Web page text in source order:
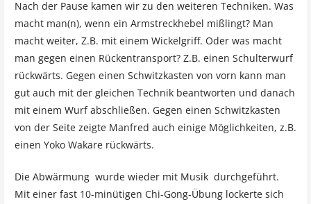
Nach der Pause kamen wir zu den weiteren Techniken. Was
macht man(n), wenn ein Armstreckhebel mißlingt? Man
macht weiter, Z.B. mit einem Wickelgriff. Oder was macht
man gegen einen Rückentransport? Z.B. einen Schulterwurf
rückwärts. Gegen einen Schwitzkasten von vorn kann man
gut auch mit der gleichen Technik beantworten und danach
mit einem Wurf abschließen. Gegen einen Schwitzkasten
von der Seite zeigte Manfred auch einige Möglichkeiten, z.B.
einen Yoko Wakare rückwärts.
Die Abwärmung wurde wieder mit Musik durchgeführt.
Mit einer fast 10-minütigen Chi-Gong-Übung lockerte sich